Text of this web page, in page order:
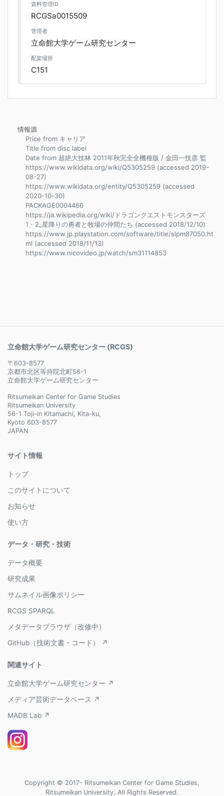
資料管理ID
RCGSa0015509
管理者
立命館大学ゲーム研究センター
配架場所
C151
情報源
Price from キャリア
Title from disc label
Date from 超絶大技林 2011年秋完全全機種版 / 金田一技彦 監
https://www.wikidata.org/wiki/Q5305259 (accessed 2019-
08-27)
https://www.wikidata.org/entity/Q5305259 (accessed
2020-10-30)
PACKAGE0004466
https://ja.wikipedia.org/wiki/ドラゴンクエストモンスターズ
1・2_星降りの勇者と牧場の仲間たち (accessed 2018/12/10)
https://www.jp.playstation.com/software/title/slpm87050.ht
ml (accessed 2018/11/13)
https://www.nicovideo.jp/watch/sm31114853
立命館大学ゲーム研究センター (RCGS)
〒603-8577
京都市北区等持院北町56-1
立命館大学ゲーム研究センター
Ritsumeikan Center for Game Studies
Ritsumeikan University
56-1 Toji-in Kitamachi, Kita-ku,
Kyoto 603-8577
JAPAN
サイト情報
トップ
このサイトについて
お知らせ
使い方
データ・研究・技術
データ概要
研究成果
サムネイル画像ポリシー
RCGS SPARQL
メタデータブラウザ（改修中）
GitHub（技術文書・コード） ↗
関連サイト
立命館大学ゲーム研究センター ↗
メディア芸術データベース ↗
MADB Lab ↗
Copyright © 2017- Ritsumeikan Center for Game Studies,
Ritsumeikan University, All Rights Reserved.